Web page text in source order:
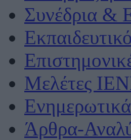
Συνέδρια &
Μελέτες
Άρθρα-